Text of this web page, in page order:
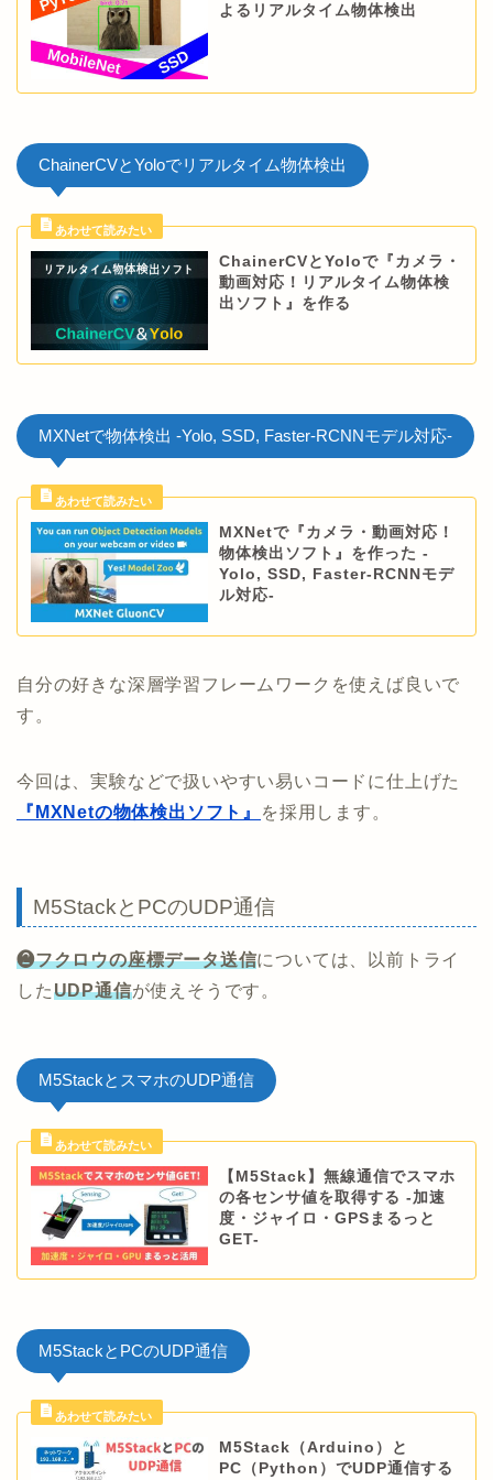
よるリアルタイム物体検出
ChainerCVとYoloでリアルタイム物体検出
ChainerCVとYoloで『カメラ・
動画対応！リアルタイム物体検
出ソフト』を作る
MXNetで物体検出 -Yolo, SSD, Faster-RCNNモデル対応-
MXNetで『カメラ・動画対応！
物体検出ソフト』を作った -
Yolo, SSD, Faster-RCNNモデ
ル対応-
自分の好きな深層学習フレームワークを使えば良いで
す。
今回は、実験などで扱いやすい易いコードに仕上げた
『MXNetの物体検出ソフト』
を採用します。
M5StackとPCのUDP通信
❷フクロウの座標データ送信については、以前トライ
したUDP通信が使えそうです。
M5StackとスマホのUDP通信
【M5Stack】無線通信でスマホ
の各センサ値を取得する -加速
度・ジャイロ・GPSまるっと
GET-
M5StackとPCのUDP通信
M5Stack（Arduino）と
PC（Python）でUDP通信する